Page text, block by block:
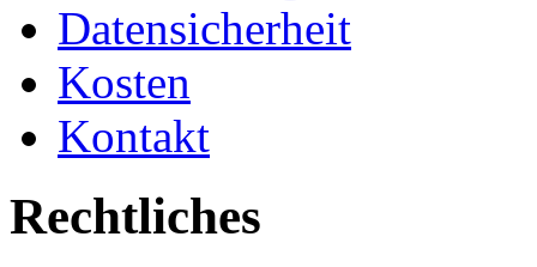
Datensicherheit
Kosten
Kontakt
Rechtliches